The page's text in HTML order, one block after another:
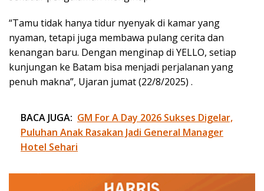
“Tamu tidak hanya tidur nyenyak di kamar yang
nyaman, tetapi juga membawa pulang cerita dan
kenangan baru. Dengan menginap di YELLO, setiap
kunjungan ke Batam bisa menjadi perjalanan yang
penuh makna”, Ujaran jumat (22/8/2025) .
BACA JUGA: GM For A Day 2026 Sukses Digelar,
Puluhan Anak Rasakan Jadi General Manager
Hotel Sehari